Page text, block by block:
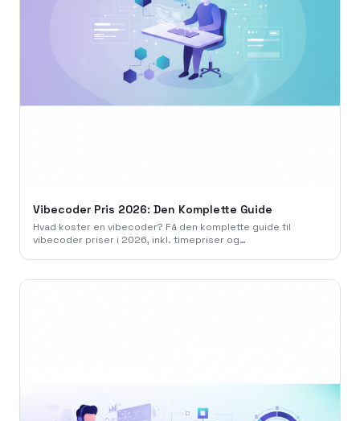
Vibecoder Pris 2026: Den Komplette Guide
Hvad koster en vibecoder? Få den komplette guide til
vibecoder priser i 2026, inkl. timepriser og